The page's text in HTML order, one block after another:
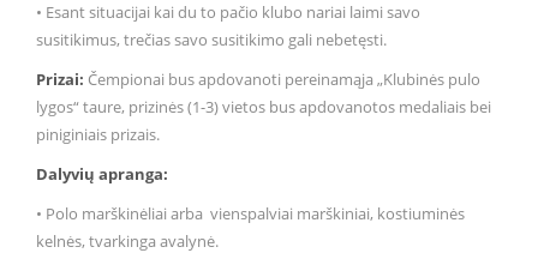
• Esant situacijai kai du to pačio klubo nariai laimi savo
susitikimus, trečias savo susitikimo gali nebetęsti.
Prizai: Čempionai bus apdovanoti pereinamąja „Klubinės pulo
lygos“ taure, prizinės (1-3) vietos bus apdovanotos medaliais bei
piniginiais prizais.
Dalyvių apranga:
• Polo marškinėliai arba vienspalviai marškiniai, kostiuminės
kelnės, tvarkinga avalynė.